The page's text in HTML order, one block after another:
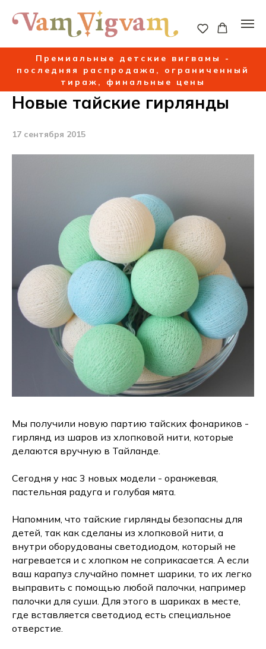
Премиальные детские вигвамы -
последняя распродажа, ограниченный
тираж, финальные цены
Новые тайские гирлянды
17 сентября 2015
Мы получили новую партию тайских фонариков -
гирлянд из шаров из хлопковой нити, которые
делаются вручную в Тайланде.
Сегодня у нас 3 новых модели - оранжевая,
пастельная радуга и голубая мята.
Напомним, что тайские гирлянды безопасны для
детей, так как сделаны из хлопковой нити, а
внутри оборудованы светодиодом, который не
нагревается и с хлопком не соприкасается. А если
ваш карапуз случайно помнет шарики, то их легко
выправить с помощью любой палочки, например
палочки для суши. Для этого в шариках в месте,
где вставляется светодиод есть специальное
отверстие.